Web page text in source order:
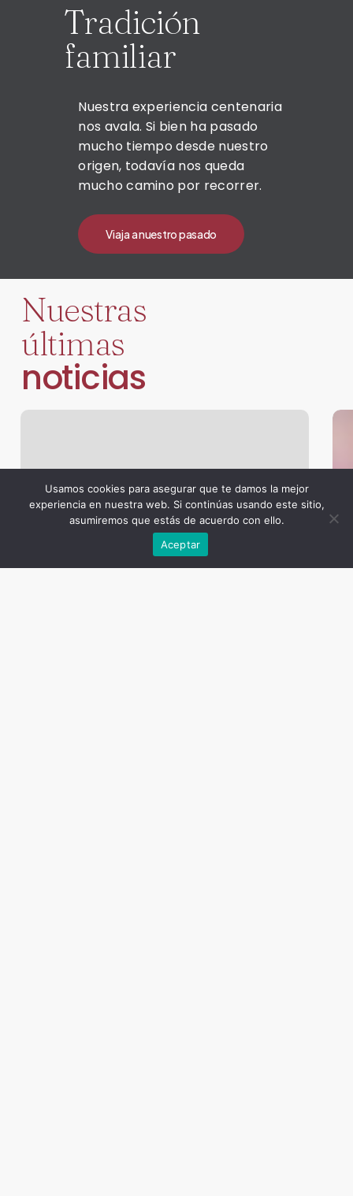
Tradición
familiar
Nuestra experiencia centenaria
nos avala. Si bien ha pasado
mucho tiempo desde nuestro
origen, todavía nos queda
mucho camino por recorrer.
Viaja a nuestro pasado
Nuestras
últimas
noticias
Usamos cookies para asegurar que te damos la mejor
experiencia en nuestra web. Si continúas usando este sitio,
asumiremos que estás de acuerdo con ello.
Aceptar